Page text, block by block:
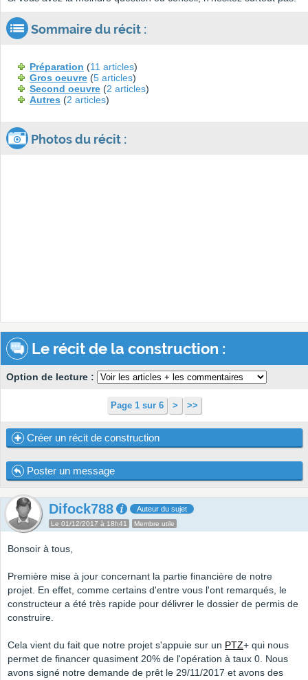
Sommaire du récit :
Préparation (11 articles)
Gros oeuvre (5 articles)
Second oeuvre (2 articles)
Autres (2 articles)
Photos du récit :
Le récit de la construction :
Option de lecture :
Page 1 sur 6 > >>
Créer un récit de construction
Poster un message
Difock788 Auteur du sujet
Le 01/12/2017 à 18h41 Membre utile
Bonsoir à tous,
Première mise à jour concernant la partie financière de notre
projet. En effet, comme certains d'entre vous l'ont remarqués, le
constructeur a été très rapide pour délivrer le dossier de permis de
construire.
Cela vient du fait que notre projet s'appuie sur un PTZ+ qui nous
permet de financer quasiment 20% de l'opération à taux 0. Nous
avons signé notre demande de prêt le 29/11/2017 et avons des